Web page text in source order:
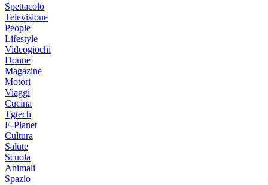
Spettacolo
Televisione
People
Lifestyle
Videogiochi
Donne
Magazine
Motori
Viaggi
Cucina
Tgtech
E-Planet
Cultura
Salute
Scuola
Animali
Spazio